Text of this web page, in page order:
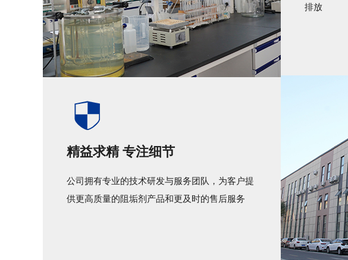
精益求精 专注细节
公司拥有专业的技术研发与服务团队，为客户提
供更高质量的阻垢剂产品和更及时的售后服务
排放